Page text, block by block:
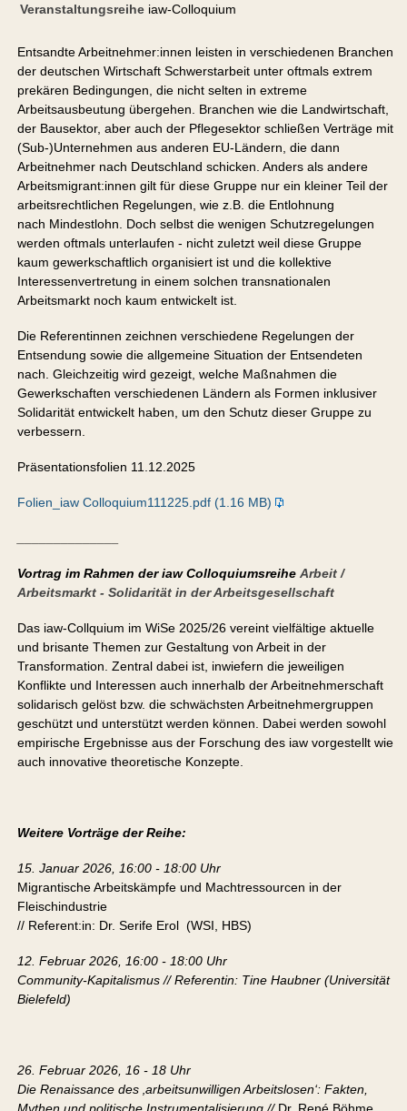
Veranstaltungsreihe iaw-Colloquium
Entsandte Arbeitnehmer:innen leisten in verschiedenen Branchen
der deutschen Wirtschaft Schwerstarbeit unter oftmals extrem
prekären Bedingungen, die nicht selten in extreme
Arbeitsausbeutung übergehen. Branchen wie die Landwirtschaft,
der Bausektor, aber auch der Pflegesektor schließen Verträge mit
(Sub-)Unternehmen aus anderen EU-Ländern, die dann
Arbeitnehmer nach Deutschland schicken. Anders als andere
Arbeitsmigrant:innen gilt für diese Gruppe nur ein kleiner Teil der
arbeitsrechtlichen Regelungen, wie z.B. die Entlohnung
nach Mindestlohn. Doch selbst die wenigen Schutzregelungen
werden oftmals unterlaufen - nicht zuletzt weil diese Gruppe
kaum gewerkschaftlich organisiert ist und die kollektive
Interessenvertretung in einem solchen transnationalen
Arbeitsmarkt noch kaum entwickelt ist.
Die Referentinnen zeichnen verschiedene Regelungen der
Entsendung sowie die allgemeine Situation der Entsendeten
nach. Gleichzeitig wird gezeigt, welche Maßnahmen die
Gewerkschaften verschiedenen Ländern als Formen inklusiver
Solidarität entwickelt haben, um den Schutz dieser Gruppe zu
verbessern.
Präsentationsfolien 11.12.2025
Folien_iaw Colloquium111225.pdf (1.16 MB)
Vortrag im Rahmen der iaw Colloquiumsreihe Arbeit /
Arbeitsmarkt - Solidarität in der Arbeitsgesellschaft
Das iaw-Collquium im WiSe 2025/26 vereint vielfältige aktuelle
und brisante Themen zur Gestaltung von Arbeit in der
Transformation. Zentral dabei ist, inwiefern die jeweiligen
Konflikte und Interessen auch innerhalb der Arbeitnehmerschaft
solidarisch gelöst bzw. die schwächsten Arbeitnehmergruppen
geschützt und unterstützt werden können. Dabei werden sowohl
empirische Ergebnisse aus der Forschung des iaw vorgestellt wie
auch innovative theoretische Konzepte.
Weitere Vorträge der Reihe:
15. Januar 2026, 16:00 - 18:00 Uhr
Migrantische Arbeitskämpfe und Machtressourcen in der
Fleischindustrie
// Referent:in: Dr. Serife Erol (WSI, HBS)
12. Februar 2026, 16:00 - 18:00 Uhr
Community-Kapitalismus // Referentin: Tine Haubner (Universität
Bielefeld)
26. Februar 2026, 16 - 18 Uhr
Die Renaissance des ‚arbeitsunwilligen Arbeitslosen‘: Fakten,